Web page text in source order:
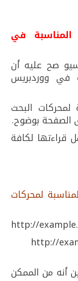
المناسبة في
صح عليه أن
في ووردبريس
لمحركات البحث
الصفحة بوضوح.
قراءتها لكافة
لمحركات
/http://
أنه من الممكن